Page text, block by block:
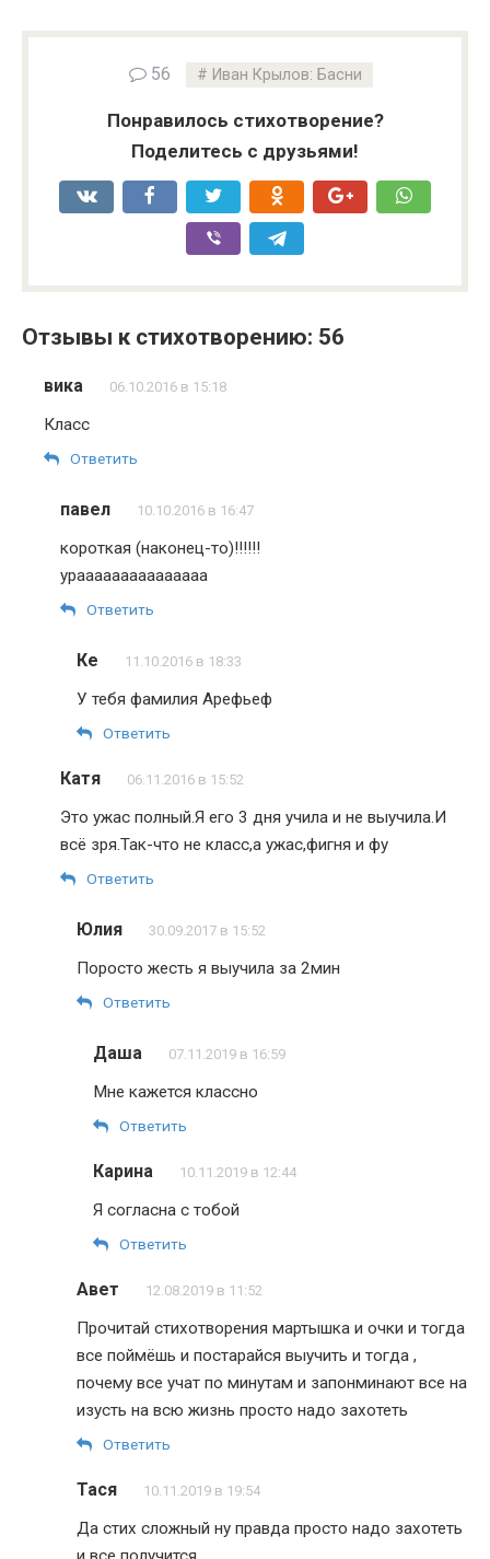
56 Иван Крылов: Басни
Понравилось стихотворение?
Поделитесь с друзьями!
Отзывы к стихотворению: 56
вика 06.10.2016 в 15:18
Класс
Ответить
павел 10.10.2016 в 16:47
короткая (наконец-то)!!!!!!
урааааааааааааааа
Ответить
Ке 11.10.2016 в 18:33
У тебя фамилия Арефьеф
Ответить
Катя 06.11.2016 в 15:52
Это ужас полный.Я его 3 дня учила и не выучила.И
всё зря.Так-что не класс,а ужас,фигня и фу
Ответить
Юлия 30.09.2017 в 15:52
Поросто жесть я выучила за 2мин
Ответить
Даша 07.11.2019 в 16:59
Мне кажется классно
Ответить
Карина 10.11.2019 в 12:44
Я согласна с тобой
Ответить
Авет 12.08.2019 в 11:52
Прочитай стихотворения мартышка и очки и тогда
все поймёшь и постарайся выучить и тогда ,
почему все учат по минутам и запонминают все на
изусть на всю жизнь просто надо захотеть
Ответить
Тася 10.11.2019 в 19:54
Да стих сложный ну правда просто надо захотеть